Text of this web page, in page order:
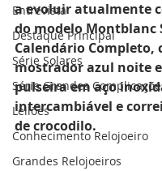
Entrevista
Destaque Principal
Série Solares
Série Grandes
Leilões
Conhecimento Relojoeiro
Grandes Relojoeiros
a evoluir atualmente
do modelo Montblanc
Calendário Completo,
mostrador azul noite
pulseira em aço
intercambiável e
de crocodilo.